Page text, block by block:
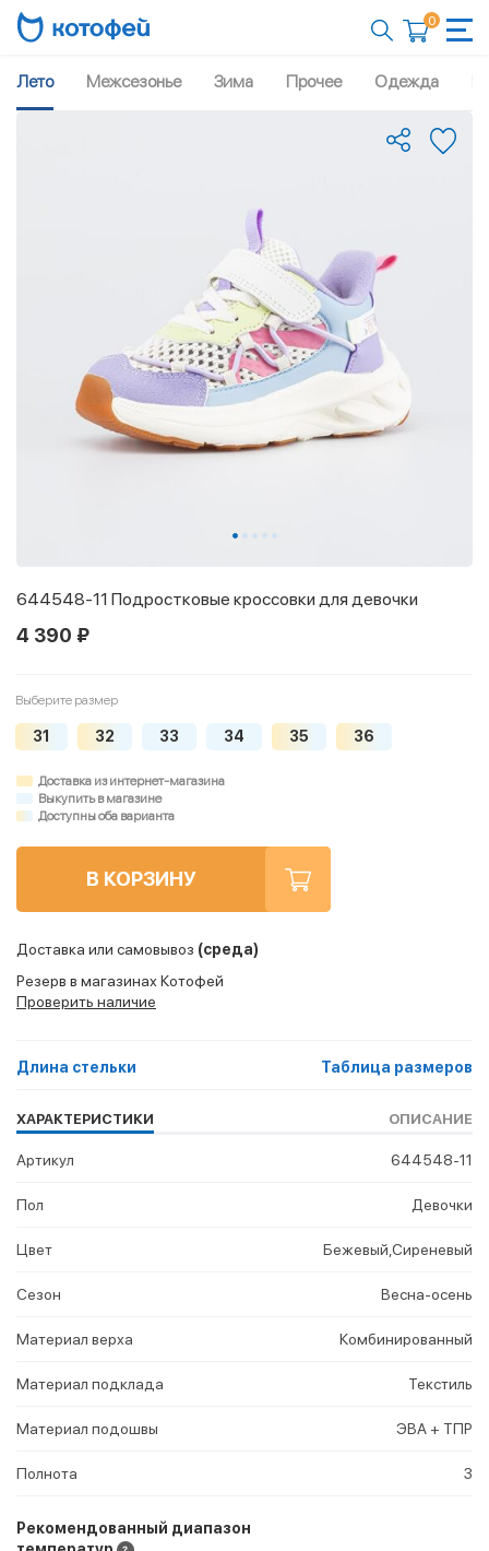
0
Лето Межсезонье Зима Прочее Одежда
644548-11 Подростковые кроссовки для девочки
4 390 ₽
Выберите размер
31 32 33 34 35 36
Доставка из интернет-магазина
Выкупить в магазине
Доступны оба варианта
В КОРЗИНУ
Доставка или самовывоз (среда)
Резерв в магазинах Котофей
Проверить наличие
Длина стельки Таблица размеров
ХАРАКТЕРИСТИКИ ОПИСАНИЕ
Артикул 644548-11
Пол Девочки
Цвет Бежевый,Сиреневый
Сезон Весна-осень
Материал верха Комбинированный
Материал подклада Текстиль
Материал подошвы ЭВА + ТПР
Полнота 3
Рекомендованный диапазон